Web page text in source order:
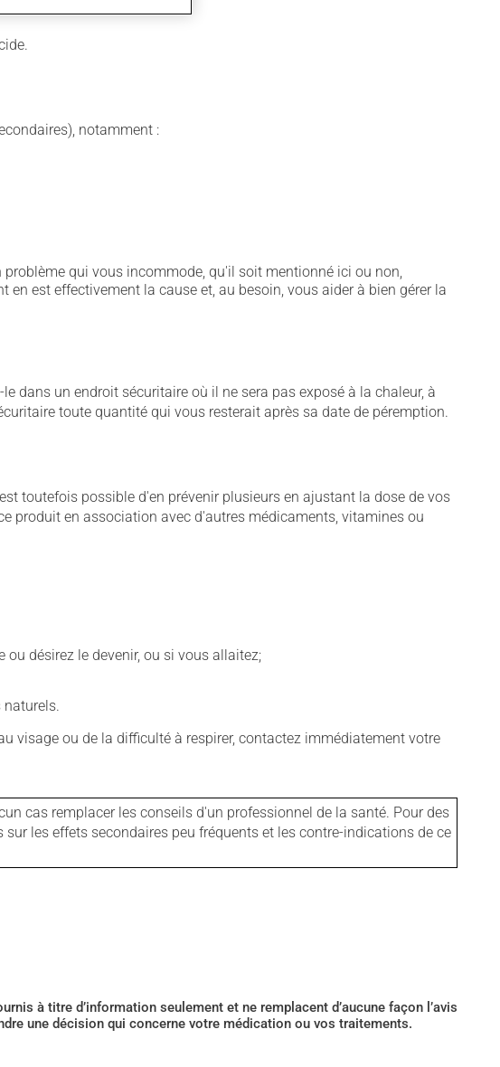
notamment :
qui vous incommode, qu'il soit mentionné ici ou non,
est effectivement la cause et, au besoin, vous aider à bien gérer la
dans un endroit sécuritaire où il ne sera pas exposé à la chaleur, à
toute quantité qui vous resterait après sa date de péremption.
toutefois possible d'en prévenir plusieurs en ajustant la dose de vos
produit en association avec d'autres médicaments, vitamines ou
désirez le devenir, ou si vous allaitez;
visage ou de la difficulté à respirer, contactez immédiatement votre
cas remplacer les conseils d'un professionnel de la santé. Pour des
les effets secondaires peu fréquents et les contre-indications de ce
à titre d’information seulement et ne remplacent d’aucune façon l’avis
une décision qui concerne votre médication ou vos traitements.